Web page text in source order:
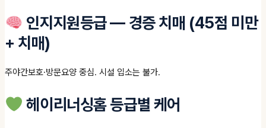
인지지원등급 — 경증 치매 (45점 미만
+ 치매)
주야간보호·방문요양 중심. 시설 입소는 불가.
헤이리너싱홈 등급별 케어